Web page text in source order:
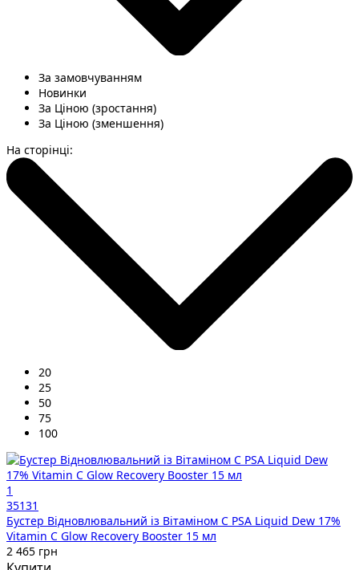
За замовчуванням
Новинки
За Ціною (зростання)
За Ціною (зменшення)
На сторінці:
20
25
50
75
100
1
35131
Бустер Відновлювальний із Вітаміном C PSA Liquid Dew 17%
Vitamin C Glow Recovery Booster 15 мл
2 465 грн